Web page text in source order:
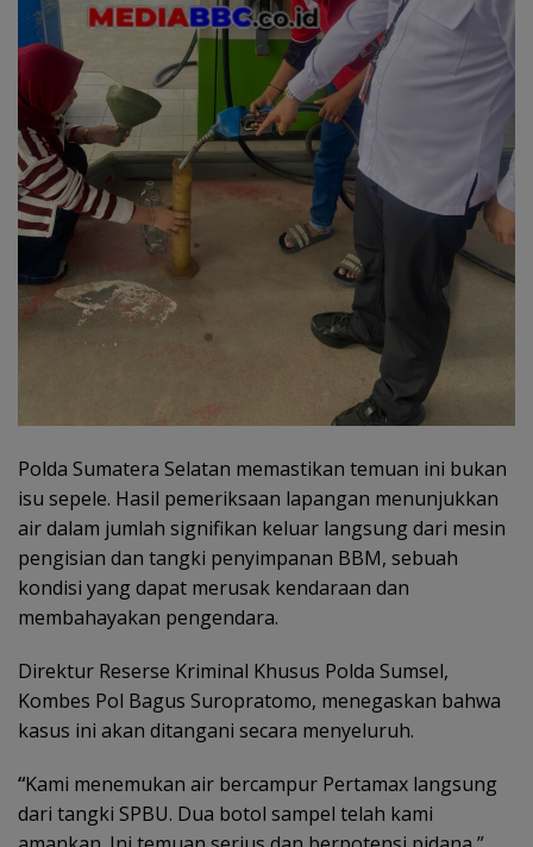
Polda Sumatera Selatan memastikan temuan ini bukan
isu sepele. Hasil pemeriksaan lapangan menunjukkan
air dalam jumlah signifikan keluar langsung dari mesin
pengisian dan tangki penyimpanan BBM, sebuah
kondisi yang dapat merusak kendaraan dan
membahayakan pengendara.
Direktur Reserse Kriminal Khusus Polda Sumsel,
Kombes Pol Bagus Suropratomo, menegaskan bahwa
kasus ini akan ditangani secara menyeluruh.
“Kami menemukan air bercampur Pertamax langsung
dari tangki SPBU. Dua botol sampel telah kami